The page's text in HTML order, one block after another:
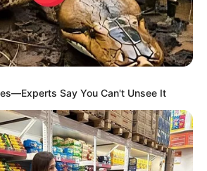
Say You Can't Unsee It